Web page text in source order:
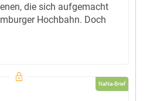
die sich aufgemacht
Hochbahn. Doch
NaNa-Brief